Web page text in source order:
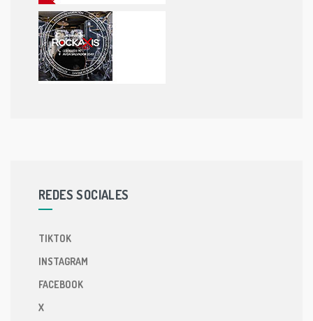
REDES SOCIALES
TIKTOK
INSTAGRAM
FACEBOOK
X